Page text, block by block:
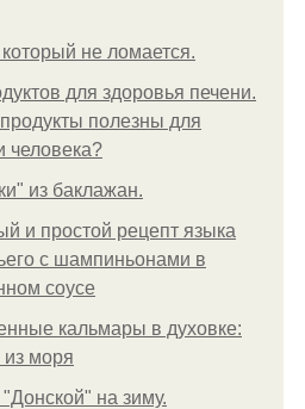
который не ломается.
для здоровья печени.
полезны для
человека?
из баклажан.
и простой рецепт языка
с шампиньонами в
соусе
кальмары в духовке:
моря
на зиму.